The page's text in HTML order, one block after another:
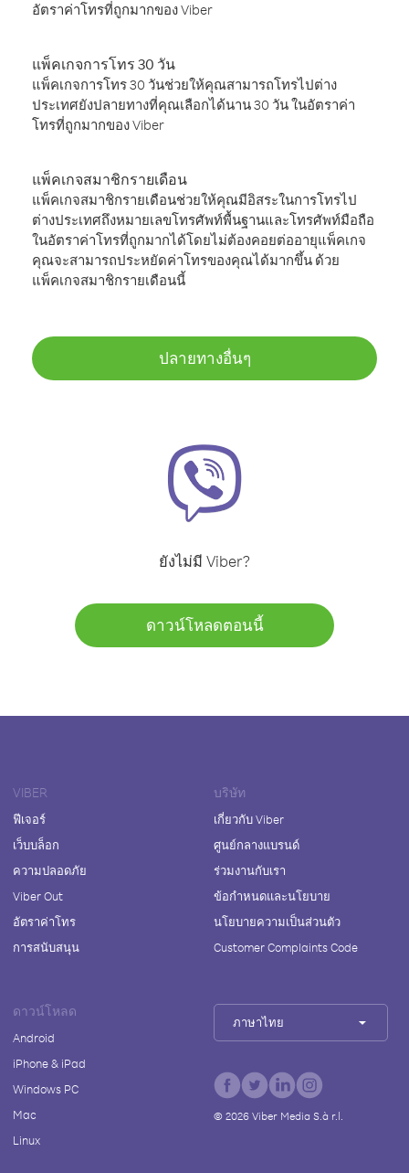
อัตราค่าโทรที่ถูกมากของ Viber
แพ็คเกจการโทร 30 วัน
แพ็คเกจการโทร 30 วันช่วยให้คุณสามารถโทรไปต่าง
ประเทศยังปลายทางที่คุณเลือกได้นาน 30 วัน ในอัตราค่า
โทรที่ถูกมากของ Viber
แพ็คเกจสมาชิกรายเดือน
แพ็คเกจสมาชิกรายเดือนช่วยให้คุณมีอิสระในการโทรไป
ต่างประเทศถึงหมายเลขโทรศัพท์พื้นฐานและโทรศัพท์มือถือ
ในอัตราค่าโทรที่ถูกมากได้โดยไม่ต้องคอยต่ออายุแพ็คเกจ
คุณจะสามารถประหยัดค่าโทรของคุณได้มากขึ้น ด้วย
แพ็คเกจสมาชิกรายเดือนนี้
ปลายทางอื่นๆ
ยังไม่มี Viber?
ดาวน์โหลดตอนนี้
VIBER
ฟีเจอร์
เว็บบล็อก
ความปลอดภัย
Viber Out
อัตราค่าโทร
การสนับสนุน
บริษัท
เกี่ยวกับ Viber
ศูนย์กลางแบรนด์
ร่วมงานกับเรา
ข้อกำหนดและนโยบาย
นโยบายความเป็นส่วนตัว
Customer Complaints Code
ดาวน์โหลด
Android
iPhone & iPad
Windows PC
Mac
Linux
ภาษาไทย
© 2026Viber Media S.à r.l.